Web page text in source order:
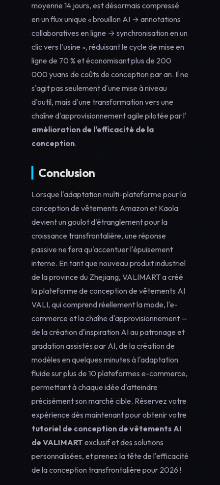
moyenne 14 jours, est désormais compressé
en un flux unique « brouillon AI → annotations
collaboratives en ligne → synchronisation en un
clic vers l'usine », réduisant le cycle de mise en
ligne de 70 % et économisant plus de 200
000 yuans de coûts de conception par an. Il ne
s'agit pas seulement d'une mise à niveau
d'outil, mais d'une transformation vers une
chaîne d'approvisionnement agile pilotée par l'
amélioration de l'efficacité de la
conception.
Conclusion
Lorsque l'adaptation multi-plateforme pour la
conception de vêtements Amazon et Kaola
devient un goulot d'étranglement pour la
croissance transfrontalière, une réponse
passive ne fera qu'accentuer l'épuisement
interne. En tant que nouveau produit industriel
de la province du Zhejiang, VALIMART a créé
la plateforme de conception de vêtements AI
VALI, qui comprend réellement la mode, l'e-
commerce et la chaîne d'approvisionnement —
de la création d'inspiration AI au patronage et
gradation assistés par AI, de la création de
modèles en quelques minutes à l'adaptation
fluide sur plus de 10 plateformes e-commerce,
permettant à chaque idée d'atteindre
précisément son marché cible. Réservez votre
expérience dès maintenant pour obtenir votre
tutoriel de conception de vêtements AI
de VALIMART exclusif et des solutions
personnalisées, et prenez la tête de l'efficacité
de la conception transfrontalière pour 2026 !